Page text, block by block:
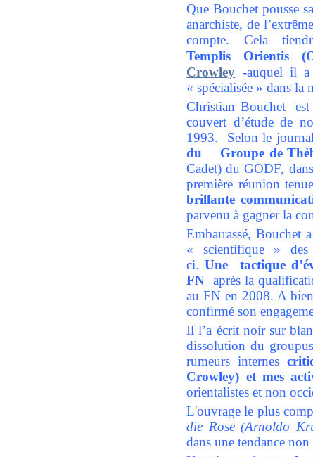
Que Bouchet pousse
anarchiste, de
compte. Cela
Templis Orientis
Crowley -auquel il
« spécialisée » dans
Christian Bouchet
couvert d’étude de
1993. Selon le
du Groupe de
Cadet) du GODF,
première réunion
brillante
parvenu à gagner la
Embarrassé, Bouchet
« scientifique » des
ci.Une tactique
FN après la
au FN en 2008. A
confirmé son
Il l’a écrit noir sur
dissolution du
rumeurs internes
Crowley) et mes
orientalistes et non
L'ouvrage le plus
die Rose (Arnoldo
dans une tendance